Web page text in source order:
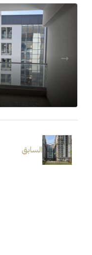
السابق